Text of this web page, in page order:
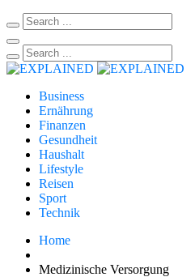
Business
Ernährung
Finanzen
Gesundheit
Haushalt
Lifestyle
Reisen
Sport
Technik
Home
Medizinische Versorgung